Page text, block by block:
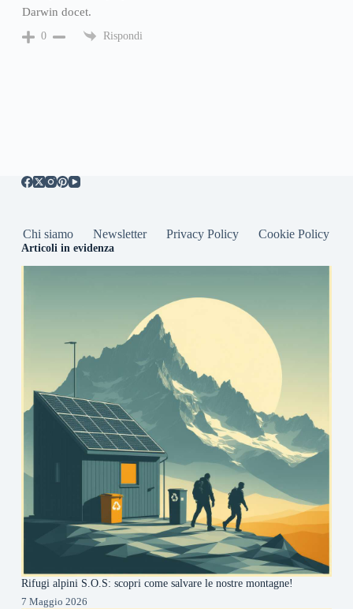
Darwin docet.
0 Rispondi
Chi siamo Newsletter Privacy Policy Cookie Policy
Articoli in evidenza
Rifugi alpini S.O.S: scopri come salvare le nostre montagne!
7 Maggio 2026